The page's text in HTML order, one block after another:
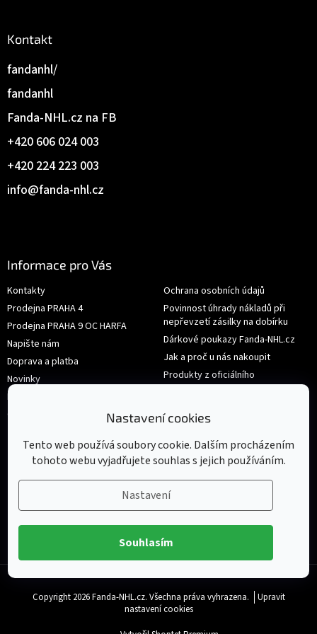
Nastavení cookies
Tento web používá soubory cookie. Dalším procházením
tohoto webu vyjadřujete souhlas s jejich používáním.
Nastavení
Souhlasím
Kontakt
info@fanda-nhl.cz
+420 224 223 003
+420 606 024 003
Fanda-NHL.cz na FB
fandanhl
fandanhl/
Informace pro Vás
Kontakty
Prodejna PRAHA 4
Prodejna PRAHA 9 OC HARFA
Napište nám
Doprava a platba
Novinky
Hodnocení obchodu
Obchodní podmínky
Ochrana osobních údajů
Povinnost úhrady nákladů při
nepřevzetí zásilky na dobírku
Dárkové poukazy Fanda-NHL.cz
Jak a proč u nás nakoupit
Produkty z oficiálního
shop.nhl.com
Výměna nebo vrácení zboží
Copyright 2026Fanda-NHL.cz. Všechna práva vyhrazena.
Upravit
nastavení cookies